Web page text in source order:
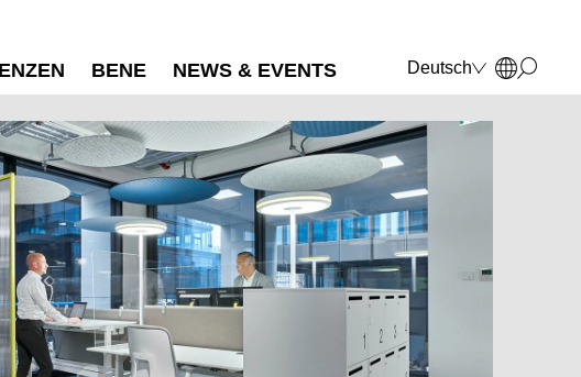
BENE NEWS & EVENTS
Deutsch
English
Français
Italiano